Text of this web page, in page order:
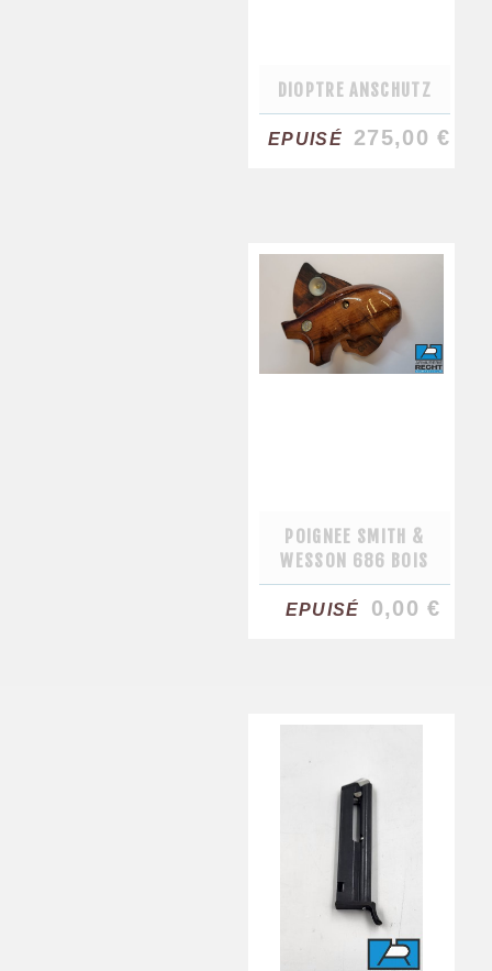
DIOPTRE ANSCHUTZ
EPUISÉ 275,00 €
POIGNEE SMITH &
WESSON 686 BOIS
EPUISÉ 0,00 €